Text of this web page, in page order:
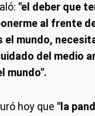
"el deber que
al frente
el mundo,
del medio
mundo".
hoy que "la